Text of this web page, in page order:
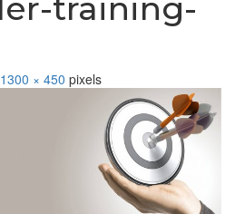
training-
1300 × 450 pixels